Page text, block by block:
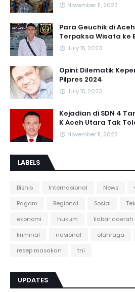
November 11, 2023
Para Geuchik di
Terpaksa Wisata ke
July 15, 2023
Opini: Dilematik
Pilpres 2024
July 15, 2023
Kejadian di SDN 4
K Aceh Utara Tak
November 11, 2023
LABELS
Bisnis Internasional News
Ragam
Regional Sosial
ekonomi
hukum kabar daerah
kriminal
nasional olahraga
resep masakan
tni
UPDATES